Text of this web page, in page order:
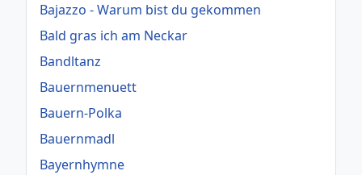
Bajazzo - Warum bist du gekommen
Bald gras ich am Neckar
Bandltanz
Bauernmenuett
Bauern-Polka
Bauernmadl
Bayernhymne